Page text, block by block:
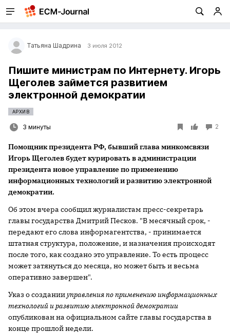
Татьяна Шадрина 3 июля 2012
Пишите министрам по Интернету. Игорь
Щеголев займется развитием
электронной демократии
АРХИВ
3 минуты 2
Помощник президента РФ, бывший глава минкомсвязи
Игорь Щеголев будет курировать в администрации
президента новое управление по применению
информационных технологий и развитию электронной
демократии.
Об этом вчера сообщил журналистам пресс-секретарь
главы государства Дмитрий Песков. "В месячный срок, -
передают его слова информагентства, - принимается
штатная структура, положение, и назначения происходят
после того, как создано это управление. То есть процесс
может затянуться до месяца, но может быть и весьма
оперативно завершен".
Указ о созданииуправления по применению информационных
технологий и развитию электронной демократии
опубликован на официальном сайте главы государства в
конце прошлой недели.